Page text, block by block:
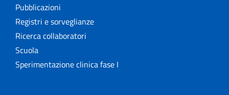
Pubblicazioni
Registri e sorveglianze
Ricerca collaboratori
Scuola
Sperimentazione clinica fase I